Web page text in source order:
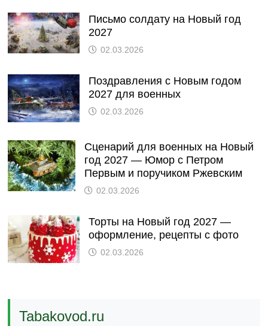
Письмо солдату на Новый год
2027
02.03.2026
Поздравления с Новым годом
2027 для военных
02.03.2026
Сценарий для военных на Новый
год 2027 — Юмор с Петром
Первым и поручиком Ржевским
02.03.2026
Торты на Новый год 2027 —
оформление, рецепты с фото
02.03.2026
Tabakovod.ru